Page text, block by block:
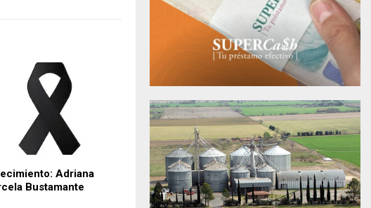
Adriana
Bustamante